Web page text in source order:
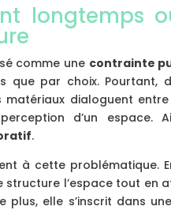
longtemps
comme une contrainte
que par choix. Pourtant,
dialoguent
d’un espace.
.
à cette problématique.
structure l’espace tout en
plus, elle s’inscrit dans